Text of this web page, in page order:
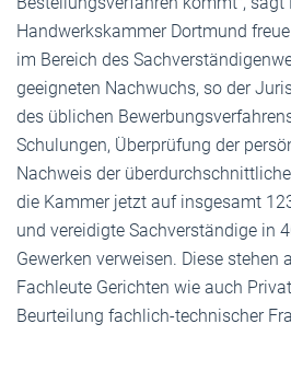
Handwerkskammer Dortmund
im Bereich des
geeigneten Nachwuchs, so der
des üblichen
Schulungen, Überprüfung der
Nachweis der
die Kammer jetzt auf insgesamt
und vereidigte Sachverständige in
Gewerken verweisen. Diese stehen
Fachleute Gerichten wie auch
Beurteilung fachlich-technischer